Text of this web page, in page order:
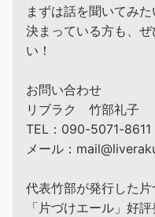
まずは話を聞いてみ
決まっている方も、
い！
お問い合わせ
リブラク 竹部礼子
TEL：090-5071-8611
メール：
代表竹部が発行した
「片づけエール」好評